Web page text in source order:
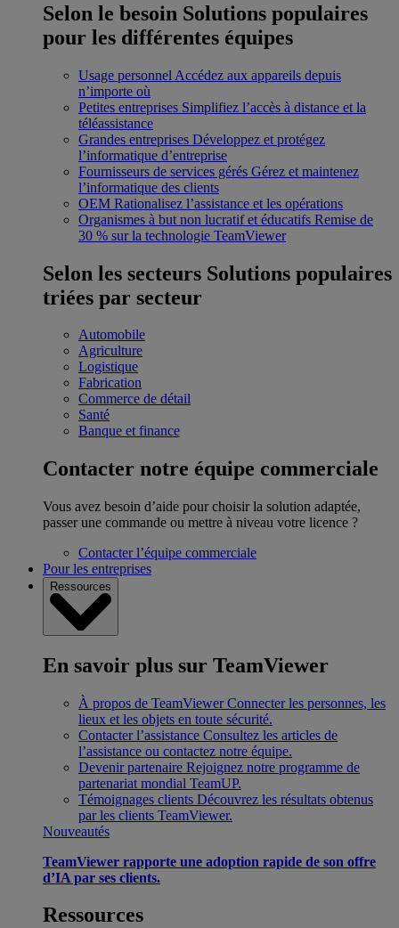
Selon le besoin Solutions populaires
pour les différentes équipes
Usage personnel Accédez aux appareils depuis
n’importe où
Petites entreprises Simplifiez l’accès à distance et la
téléassistance
Grandes entreprises Développez et protégez
l’informatique d’entreprise
Fournisseurs de services gérés Gérez et maintenez
l’informatique des clients
OEM Rationalisez l’assistance et les opérations
Organismes à but non lucratif et éducatifs Remise de
30 % sur la technologie TeamViewer
Selon les secteurs Solutions populaires
triées par secteur
Automobile
Agriculture
Logistique
Fabrication
Commerce de détail
Santé
Banque et finance
Contacter notre équipe commerciale
Vous avez besoin d’aide pour choisir la solution adaptée,
passer une commande ou mettre à niveau votre licence ?
Contacter l’équipe commerciale
Pour les entreprises
Ressources
En savoir plus sur TeamViewer
À propos de TeamViewer Connecter les personnes, les
lieux et les objets en toute sécurité.
Contacter l’assistance Consultez les articles de
l’assistance ou contactez notre équipe.
Devenir partenaire Rejoignez notre programme de
partenariat mondial TeamUP.
Témoignages clients Découvrez les résultats obtenus
par les clients TeamViewer.
Nouveautés
TeamViewer rapporte une adoption rapide de son offre
d’IA par ses clients.
Ressources